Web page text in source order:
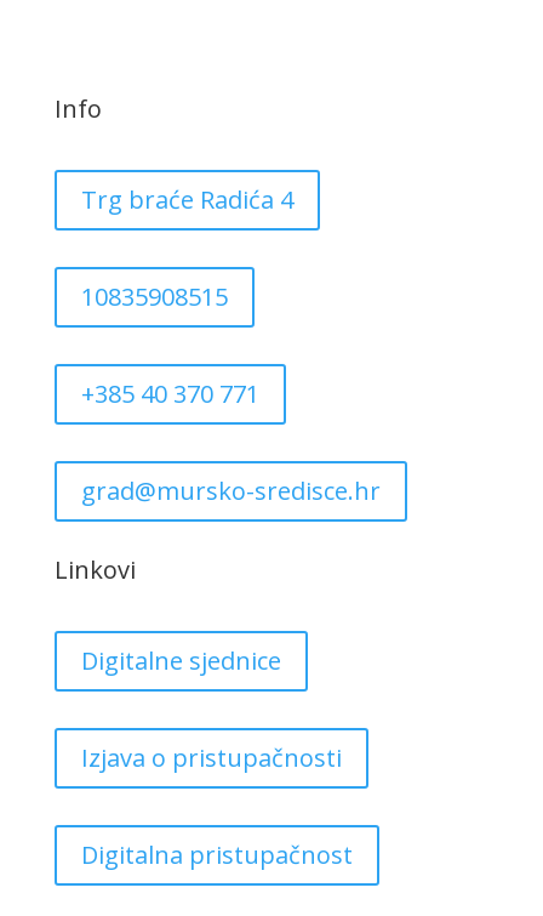
Info
Trg braće Radića 4
10835908515
+385 40 370 771
grad@mursko-sredisce.hr
Linkovi
Digitalne sjednice
Izjava o pristupačnosti
Digitalna pristupačnost